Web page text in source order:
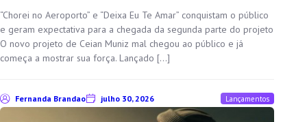
“Chorei no Aeroporto” e “Deixa Eu Te Amar” conquistam o público
e geram expectativa para a chegada da segunda parte do projeto
O novo projeto de Ceian Muniz mal chegou ao público e já
começa a mostrar sua força. Lançado […]
Fernanda Brandao julho 30, 2026 Lançamentos